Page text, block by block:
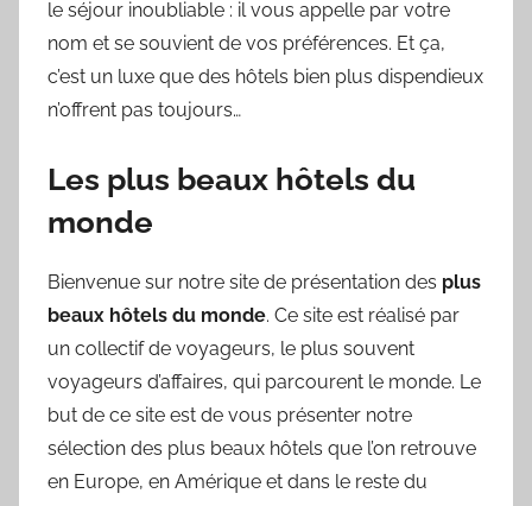
le séjour inoubliable : il vous appelle par votre
nom et se souvient de vos préférences. Et ça,
c’est un luxe que des hôtels bien plus dispendieux
n’offrent pas toujours…
Les plus beaux hôtels du
monde
Bienvenue sur notre site de présentation des plus
beaux hôtels du monde. Ce site est réalisé par
un collectif de voyageurs, le plus souvent
voyageurs d’affaires, qui parcourent le monde. Le
but de ce site est de vous présenter notre
sélection des plus beaux hôtels que l’on retrouve
en Europe, en Amérique et dans le reste du